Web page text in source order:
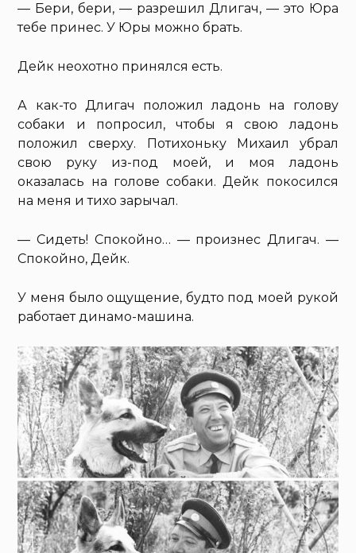
— Бери, бери, — разрешил Длигач, — это Юра
тебе принес. У Юры можно брать.
Дейк неохотно принялся есть.
А как-то Длигач положил ладонь на голову
собаки и попросил, чтобы я свою ладонь
положил сверху. Потихоньку Михаил убрал
свою руку из-под моей, и моя ладонь
оказалась на голове собаки. Дейк покосился
на меня и тихо зарычал.
— Сидеть! Спокойно… — произнес Длигач. —
Спокойно, Дейк.
У меня было ощущение, будто под моей рукой
работает динамо-машина.